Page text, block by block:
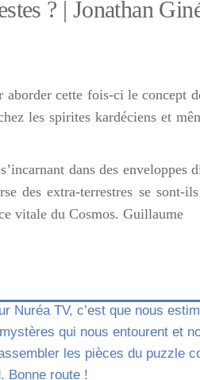
? | Jonathan
cette fois-ci le concept
les spirites kardéciens et
dans des enveloppes
des extra-terrestres se sont-
vitale du Cosmos. Guillaume
TV, c’est que nous
qui nous entourent et
les pièces du puzzle
Bonne route !